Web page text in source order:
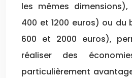
les mêmes
400 et 1200 euros) ou
600 et 2000 euros),
réaliser des
particulièrement